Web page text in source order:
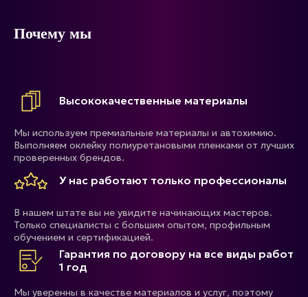
Почему мы
Высококачественные материалы
Мы используем премиальные материалы и автохимию.
Выполняем оклейку полиуретановыми пленками от лучших
проверенных брендов.
У нас работают только профессионалы
В нашем штате вы не увидите начинающих мастеров.
Только специалисты с большим опытом, профильным
обучением и сертификацией.
Гарантия по договору на все виды работ
1 год
Мы уверенны в качестве материалов и услуг, поэтому